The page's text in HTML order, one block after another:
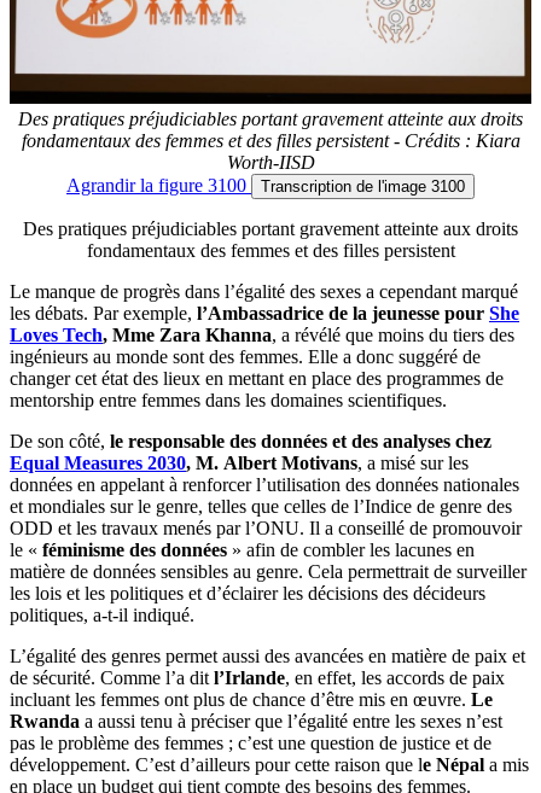
Des pratiques préjudiciables portant gravement atteinte aux droits
fondamentaux des femmes et des filles persistent - Crédits : Kiara
Worth-IISD
Agrandirla figure 3100 Transcription de l'image 3100
Des pratiques préjudiciables portant gravement atteinte aux droits
fondamentaux des femmes et des filles persistent
Le manque de progrès dans l’égalité des sexes a cependant marqué
les débats. Par exemple, l’Ambassadrice de la jeunesse pour She
Loves Tech, Mme Zara Khanna, a révélé que moins du tiers des
ingénieurs au monde sont des femmes. Elle a donc suggéré de
changer cet état des lieux en mettant en place des programmes de
mentorship entre femmes dans les domaines scientifiques.
De son côté, le responsable des données et des analyses chez
Equal Measures 2030, M. Albert Motivans, a misé sur les
données en appelant à renforcer l’utilisation des données nationales
et mondiales sur le genre, telles que celles de l’Indice de genre des
ODD et les travaux menés par l’ONU. Il a conseillé de promouvoir
le « féminisme des données » afin de combler les lacunes en
matière de données sensibles au genre. Cela permettrait de surveiller
les lois et les politiques et d’éclairer les décisions des décideurs
politiques, a-t-il indiqué.
L’égalité des genres permet aussi des avancées en matière de paix et
de sécurité. Comme l’a dit l’Irlande, en effet, les accords de paix
incluant les femmes ont plus de chance d’être mis en œuvre. Le
Rwanda a aussi tenu à préciser que l’égalité entre les sexes n’est
pas le problème des femmes ; c’est une question de justice et de
développement. C’est d’ailleurs pour cette raison que le Népal a mis
en place un budget qui tient compte des besoins des femmes.